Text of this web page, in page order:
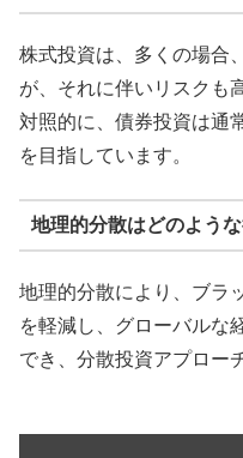
株式投資は、多くの場合
が、それに伴いリスクも
対照的に、債券投資は通
を目指しています。
地理的分散はどのよう
地理的分散により、ブラ
を軽減し、グローバルな
でき、分散投資アプロー